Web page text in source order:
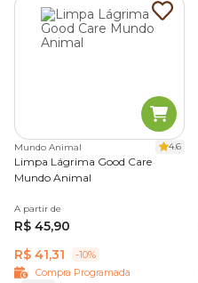
Mundo Animal 4.6
Limpa Lágrima Good Care
Mundo Animal
A partir de
R$ 45,90
R$ 41,31
-10%
Compra Programada